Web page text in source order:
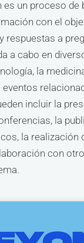
es un proceso de
con el
respuestas a
a cabo en
la
incluir la
la
la realización
con